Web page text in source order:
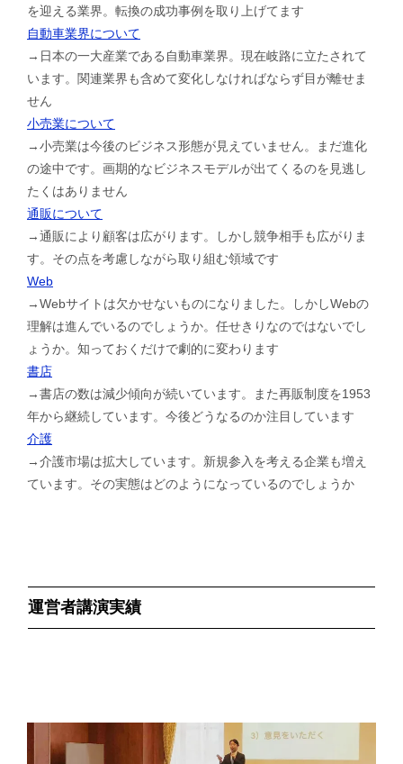
を迎える業界。転換の成功事例を取り上げてます
自動車業界について
→日本の一大産業である自動車業界。現在岐路に立たされて
います。関連業界も含めて変化しなければならず目が離せま
せん
小売業について
→小売業は今後のビジネス形態が見えていません。まだ進化
の途中です。画期的なビジネスモデルが出てくるのを見逃し
たくはありません
通販について
→通販により顧客は広がります。しかし競争相手も広がりま
す。その点を考慮しながら取り組む領域です
Web
→Webサイトは欠かせないものになりました。しかしWebの
理解は進んでいるのでしょうか。任せきりなのではないでし
ょうか。知っておくだけで劇的に変わります
書店
→書店の数は減少傾向が続いています。また再販制度を1953
年から継続しています。今後どうなるのか注目しています
介護
→介護市場は拡大しています。新規参入を考える企業も増え
ています。その実態はどのようになっているのでしょうか
運営者講演実績